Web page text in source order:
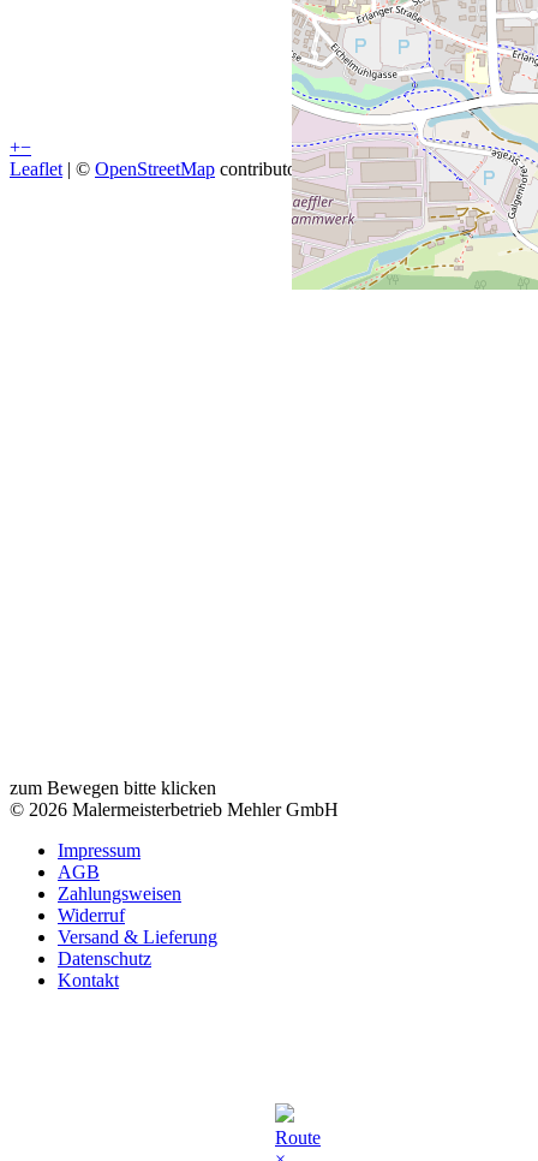
Route
+−
Leaflet | © OpenStreetMap contributors
zum Bewegen bitte klicken
© 2026 Malermeisterbetrieb Mehler GmbH
Impressum
AGB
Zahlungsweisen
Widerruf
Versand & Lieferung
Datenschutz
Kontakt